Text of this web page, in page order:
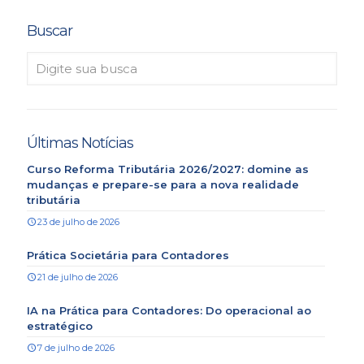
Buscar
Últimas Notícias
Curso Reforma Tributária 2026/2027: domine as
mudanças e prepare-se para a nova realidade
tributária
23 de julho de 2026
Prática Societária para Contadores
21 de julho de 2026
IA na Prática para Contadores: Do operacional ao
estratégico
7 de julho de 2026